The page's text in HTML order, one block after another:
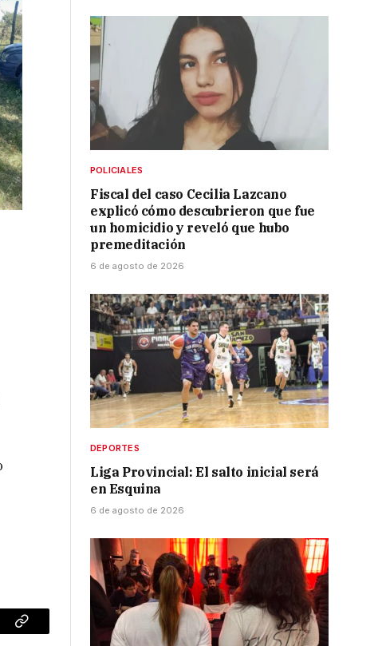
Copy
POLICIALES
Fiscal del caso Cecilia Lazcano
explicó cómo descubrieron que fue
un homicidio y reveló que hubo
premeditación
6 de agosto de 2026
DEPORTES
Liga Provincial: El salto inicial será
en Esquina
6 de agosto de 2026